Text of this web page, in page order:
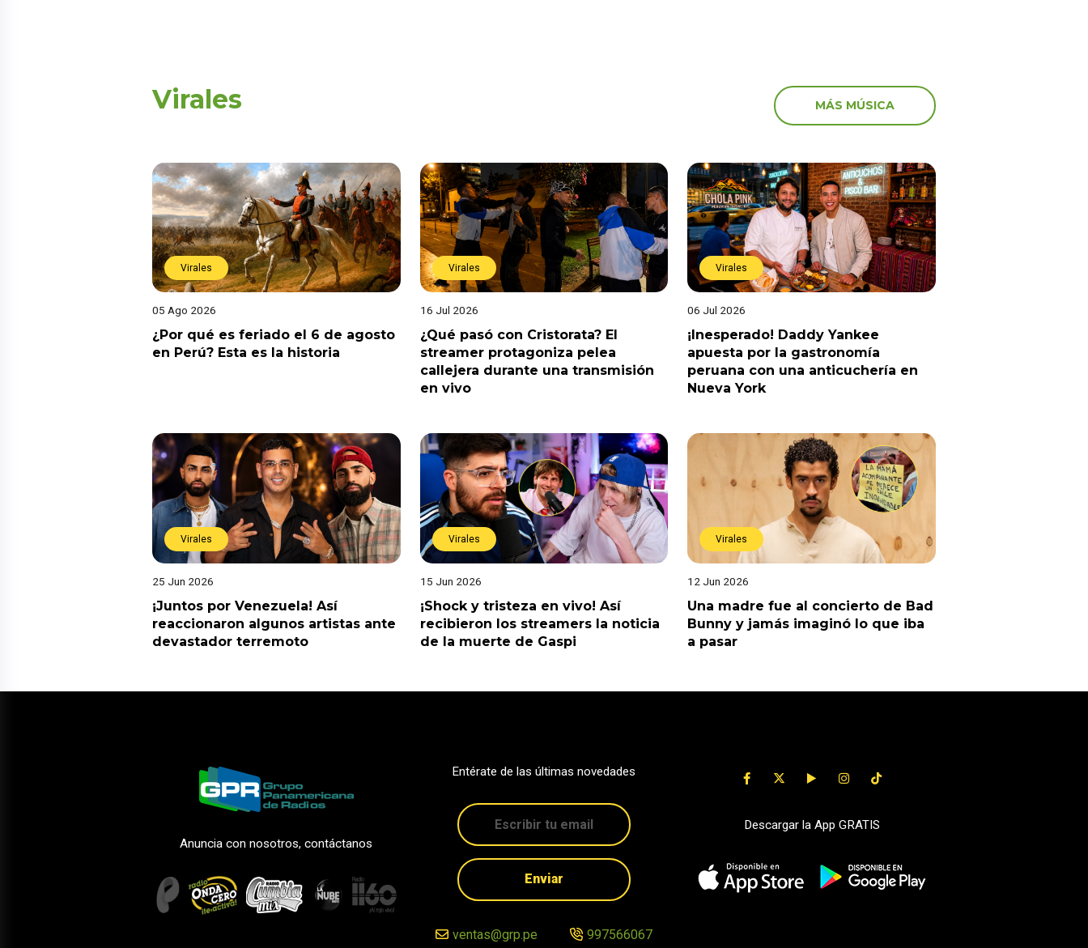
Virales MÁS MÚSICA
Virales
05 Ago 2026
¿Por qué es feriado el 6 de agosto
en Perú? Esta es la historia
Virales
16 Jul 2026
¿Qué pasó con Cristorata? El
streamer protagoniza pelea
callejera durante una transmisión
en vivo
Virales
06 Jul 2026
¡Inesperado! Daddy Yankee
apuesta por la gastronomía
peruana con una anticuchería en
Nueva York
Virales
25 Jun 2026
¡Juntos por Venezuela! Así
reaccionaron algunos artistas ante
devastador terremoto
Virales
15 Jun 2026
¡Shock y tristeza en vivo! Así
recibieron los streamers la noticia
de la muerte de Gaspi
Virales
12 Jun 2026
Una madre fue al concierto de Bad
Bunny y jamás imaginó lo que iba
a pasar
Anuncia con nosotros, contáctanos
Entérate de las últimas novedades
Enviar
ventas@grp.pe 997566067
Descargar la App GRATIS